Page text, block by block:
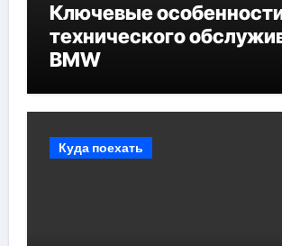
Ключевые
технического
BMW
Куда поехать